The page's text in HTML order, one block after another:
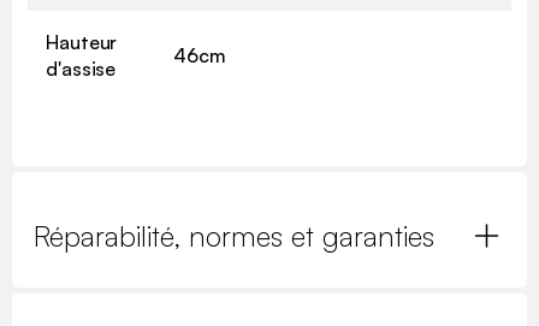
Hauteur
d'assise
46cm
Réparabilité, normes et garanties